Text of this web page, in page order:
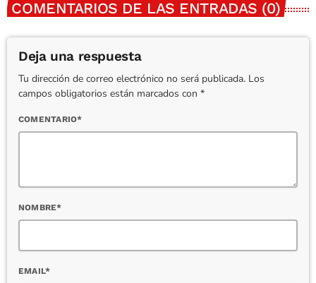
COMENTARIOS DE LAS ENTRADAS (0)
Deja una respuesta
Tu dirección de correo electrónico no será publicada. Los
campos obligatorios están marcados con *
COMENTARIO*
NOMBRE*
EMAIL*